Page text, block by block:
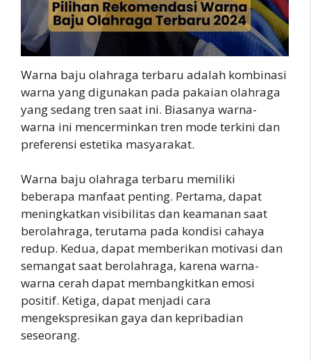
Warna baju olahraga terbaru adalah kombinasi
warna yang digunakan pada pakaian olahraga
yang sedang tren saat ini. Biasanya warna-
warna ini mencerminkan tren mode terkini dan
preferensi estetika masyarakat.
Warna baju olahraga terbaru memiliki
beberapa manfaat penting. Pertama, dapat
meningkatkan visibilitas dan keamanan saat
berolahraga, terutama pada kondisi cahaya
redup. Kedua, dapat memberikan motivasi dan
semangat saat berolahraga, karena warna-
warna cerah dapat membangkitkan emosi
positif. Ketiga, dapat menjadi cara
mengekspresikan gaya dan kepribadian
seseorang.